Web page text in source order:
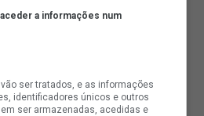
ad
Vascaíno
a informações num
ser tratados, e as informações
identificadores únicos e outros
ser armazenadas, acedidas e